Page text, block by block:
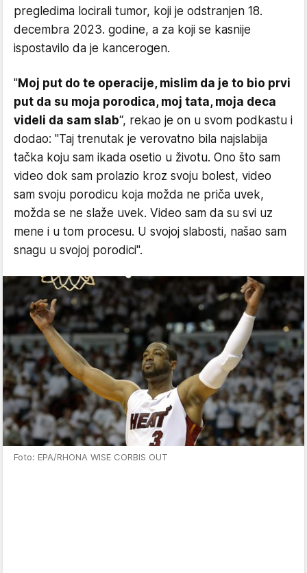
pregledima locirali tumor, koji je odstranjen 18.
decembra 2023. godine, a za koji se kasnije
ispostavilo da je kancerogen.
"Moj put do te operacije, mislim da je to bio prvi
put da su moja porodica, moj tata, moja deca
videli da sam slab“, rekao je on u svom podkastu i
dodao: "Taj trenutak je verovatno bila najslabija
tačka koju sam ikada osetio u životu. Ono što sam
video dok sam prolazio kroz svoju bolest, video
sam svoju porodicu koja možda ne priča uvek,
možda se ne slaže uvek. Video sam da su svi uz
mene i u tom procesu. U svojoj slabosti, našao sam
snagu u svojoj porodici".
Foto: EPA/RHONA WISE CORBIS OUT